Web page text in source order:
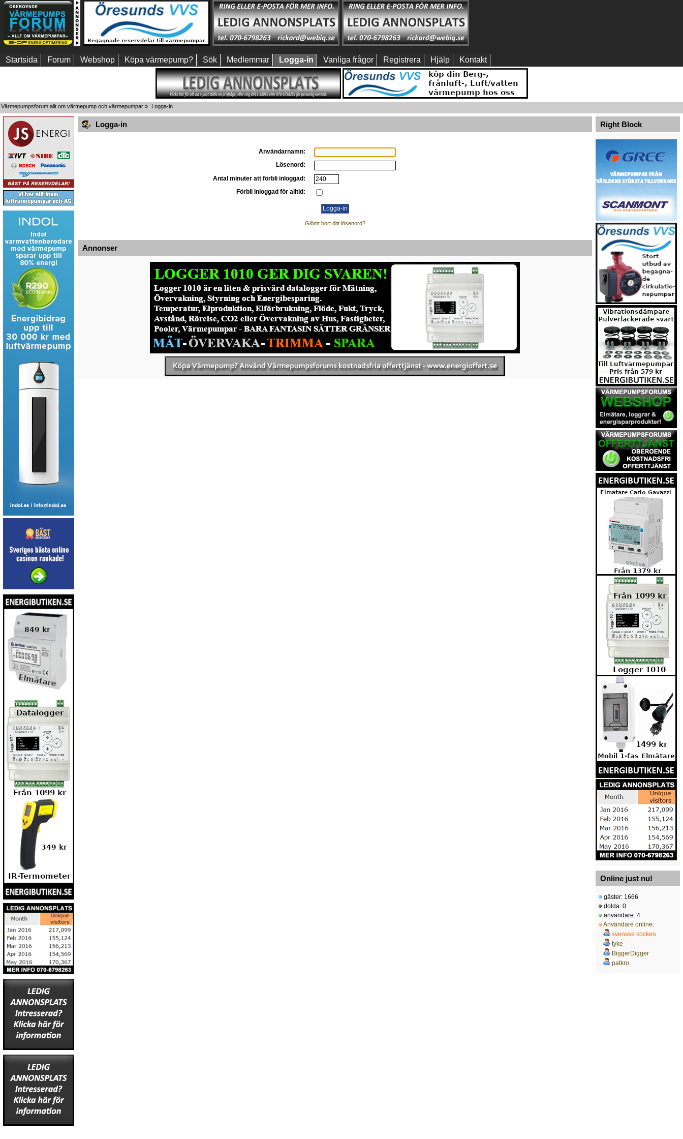
Startsida Forum Webshop Köpa värmepump? Sök Medlemmar Logga-in Vanliga frågor Registrera Hjälp Kontakt
Värmepumpsforum allt om värmepump och värmepumpar » Logga-in
Logga-in
Användarnamn:
Lösenord:
Antal minuter att förbli inloggad:
Förbli inloggad för alltid:
Glömt bort ditt lösenord?
Annonser
Right Block
Online just nu!
gäster: 1666
dolda: 0
användare: 4
Användare online:
svenske kocken
tyke
BiggerDigger
patkro